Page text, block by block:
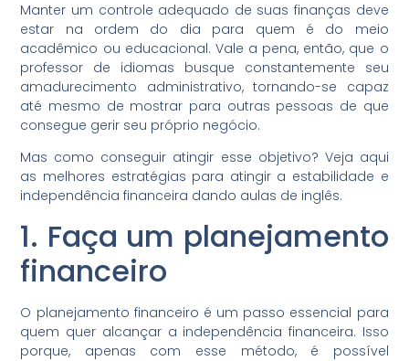
Manter um controle adequado de suas finanças deve
estar na ordem do dia para quem é do meio
acadêmico ou educacional. Vale a pena, então, que o
professor de idiomas busque constantemente seu
amadurecimento administrativo, tornando-se capaz
até mesmo de mostrar para outras pessoas de que
consegue gerir seu próprio negócio.
Mas como conseguir atingir esse objetivo? Veja aqui
as melhores estratégias para atingir a estabilidade e
independência financeira dando aulas de inglês.
1. Faça um planejamento
financeiro
O planejamento financeiro é um passo essencial para
quem quer alcançar a independência financeira. Isso
porque, apenas com esse método, é possível